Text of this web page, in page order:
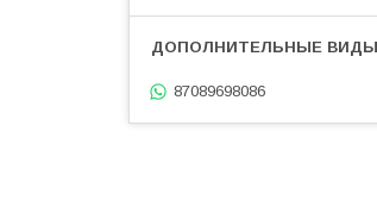
87089698086